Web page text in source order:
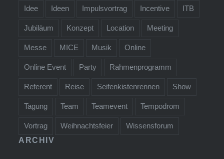
Idee Ideen Impulsvortrag Incentive ITB
Jubiläum Konzept Location Meeting
Messe MICE Musik Online
Online Event Party Rahmenprogramm
Referent Reise Seifenkistenrennen Show
Tagung Team Teamevent Tempodrom
Vortrag Weihnachtsfeier
Wissensforum
ARCHIV